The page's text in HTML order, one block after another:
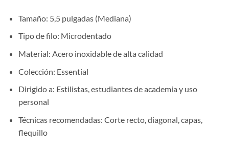
Tamaño: 5,5 pulgadas (Mediana)
Tipo de filo: Microdentado
Material: Acero inoxidable de alta calidad
Colección: Essential
Dirigido a: Estilistas, estudiantes de academia y uso
personal
Técnicas recomendadas: Corte recto, diagonal, capas,
flequillo